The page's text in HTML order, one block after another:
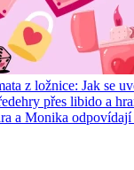
z ložnice: Jak se
přes libido a
a Monika odpovídají